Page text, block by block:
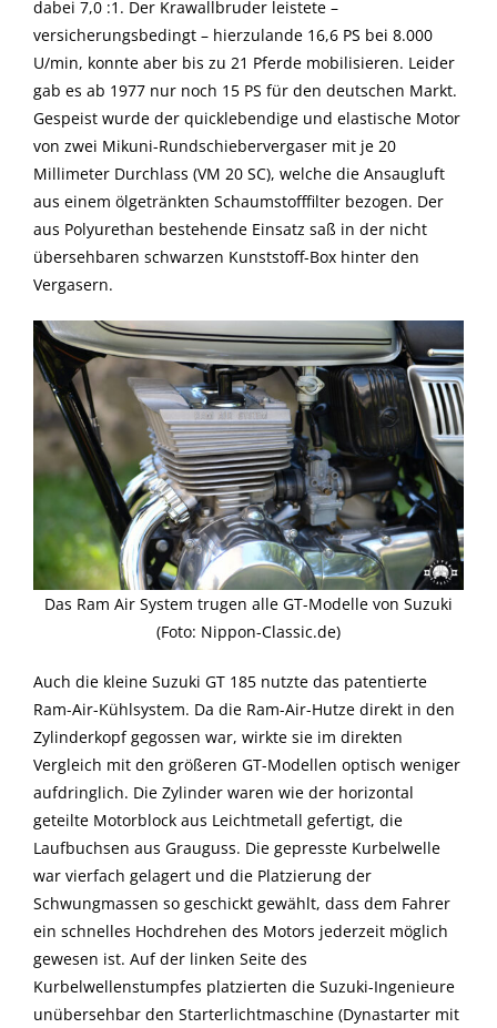
dabei 7,0 :1. Der Krawallbruder leistete –
versicherungsbedingt – hierzulande 16,6 PS bei 8.000
U/min, konnte aber bis zu 21 Pferde mobilisieren. Leider
gab es ab 1977 nur noch 15 PS für den deutschen Markt.
Gespeist wurde der quicklebendige und elastische Motor
von zwei Mikuni-Rundschiebervergaser mit je 20
Millimeter Durchlass (VM 20 SC), welche die Ansaugluft
aus einem ölgetränkten Schaumstofffilter bezogen. Der
aus Polyurethan bestehende Einsatz saß in der nicht
übersehbaren schwarzen Kunststoff-Box hinter den
Vergasern.
Das Ram Air System trugen alle GT-Modelle von Suzuki
(Foto: Nippon-Classic.de)
Auch die kleine Suzuki GT 185 nutzte das patentierte
Ram-Air-Kühlsystem. Da die Ram-Air-Hutze direkt in den
Zylinderkopf gegossen war, wirkte sie im direkten
Vergleich mit den größeren GT-Modellen optisch weniger
aufdringlich. Die Zylinder waren wie der horizontal
geteilte Motorblock aus Leichtmetall gefertigt, die
Laufbuchsen aus Grauguss. Die gepresste Kurbelwelle
war vierfach gelagert und die Platzierung der
Schwungmassen so geschickt gewählt, dass dem Fahrer
ein schnelles Hochdrehen des Motors jederzeit möglich
gewesen ist. Auf der linken Seite des
Kurbelwellenstumpfes platzierten die Suzuki-Ingenieure
unübersehbar den Starterlichtmaschine (Dynastarter mit